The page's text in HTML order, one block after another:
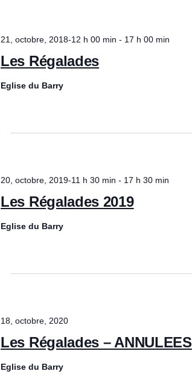
Les Régalades
21, octobre, 2018-12 h 00 min - 17 h 00 min
Eglise du Barry
Les Régalades 2019
20, octobre, 2019-11 h 30 min - 17 h 30 min
Eglise du Barry
Les Régalades – ANNULEES
18, octobre, 2020
Eglise du Barry